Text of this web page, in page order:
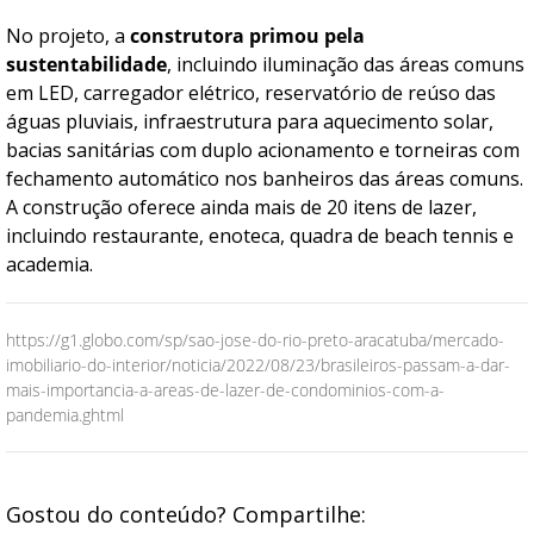
No projeto, a construtora primou pela
sustentabilidade, incluindo iluminação das áreas comuns
em LED, carregador elétrico, reservatório de reúso das
águas pluviais, infraestrutura para aquecimento solar,
bacias sanitárias com duplo acionamento e torneiras com
fechamento automático nos banheiros das áreas comuns.
A construção oferece ainda mais de 20 itens de lazer,
incluindo restaurante, enoteca, quadra de beach tennis e
academia.
https://g1.globo.com/sp/sao-jose-do-rio-preto-aracatuba/mercado-
imobiliario-do-interior/noticia/2022/08/23/brasileiros-passam-a-dar-
mais-importancia-a-areas-de-lazer-de-condominios-com-a-
pandemia.ghtml
Gostou do conteúdo? Compartilhe: